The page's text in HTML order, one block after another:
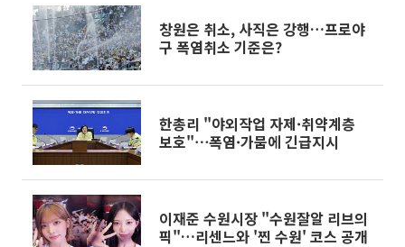
창원은 취소, 사직은 강행…프로야
구 폭염취소 기준은?
한총리 "야외작업 자제·취약계층
보호"⋯폭염·가뭄에 긴급지시
이재준 수원시장 "수원잘알 리브의
픽"…리센느와 '찐 수원' 코스 공개